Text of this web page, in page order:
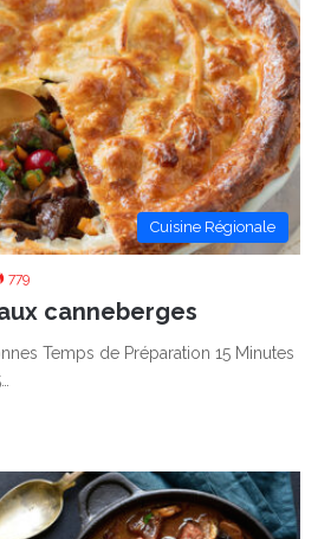
Cuisine Régionale
779
canneberges
Temps de Préparation 15 Minutes